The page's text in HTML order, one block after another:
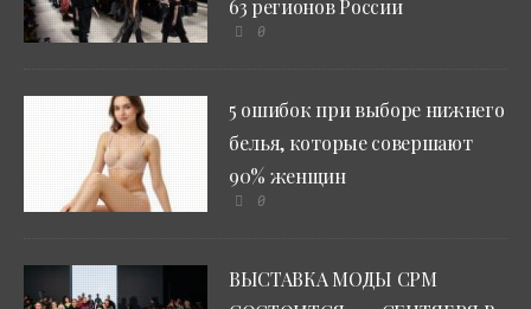
63 регионов России
0
5 ошибок при выборе нижнего
белья, которые совершают
90% женщин
0
ВЫСТАВКА МОДЫ CPM